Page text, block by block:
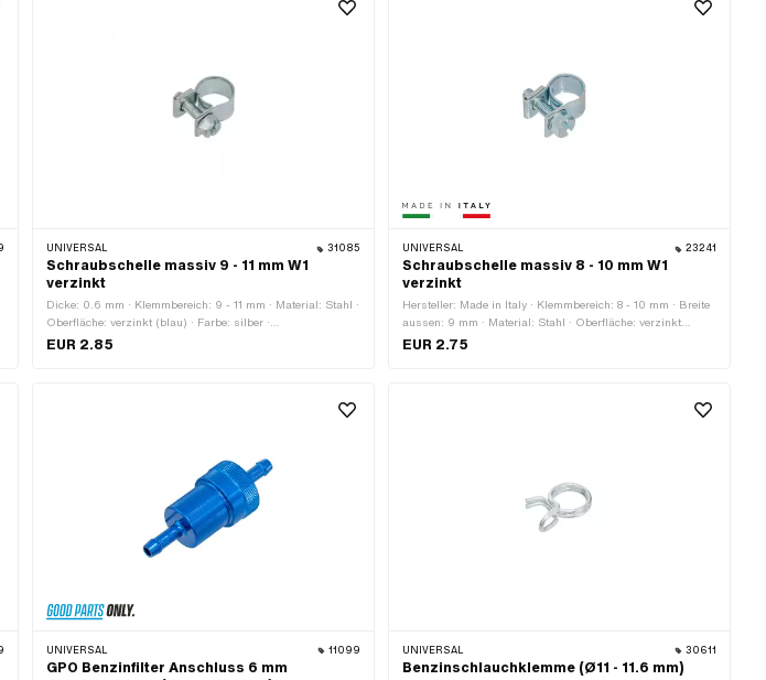
UNIVERSAL 31085
Schraubschelle massiv 9 - 11 mm W1
verzinkt
Dicke: 0.6 mm · Klemmbereich: 9 - 11 mm · Material: Stahl ·
Oberfläche: verzinkt (blau) · Farbe: silber ·
Befestigungsart: Schrauben
EUR 2.85
UNIVERSAL 23241
Schraubschelle massiv 8 - 10 mm W1
verzinkt
Hersteller: Made in Italy · Klemmbereich: 8 - 10 mm · Breite
aussen: 9 mm · Material: Stahl · Oberfläche: verzinkt
(blau) · Farbe: silber · Befestigungsart: Schrauben &
EUR 2.75
UNIVERSAL 11099
GPO Benzinfilter Anschluss 6 mm
UNIVERSAL 30611
Benzinschlauchklemme (Ø11 - 11.6 mm)